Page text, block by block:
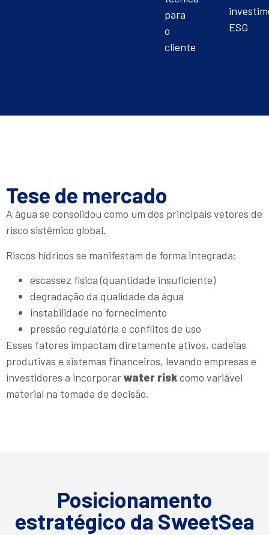
para
o
cliente
ESG
A água se consolidou como um dos principais vetores de
risco sistêmico global.
Riscos hídricos se manifestam de forma integrada:
escassez física (quantidade insuficiente)
degradação da qualidade da água
instabilidade no fornecimento
pressão regulatória e conflitos de uso
Esses fatores impactam diretamente ativos, cadeias
produtivas e sistemas financeiros, levando empresas e
investidores a incorporarwater riskcomo variável
material na tomada de decisão.
Tese de mercado
Posicionamento
estratégico da SweetSea